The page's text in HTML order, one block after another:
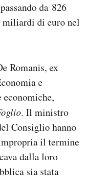
da 826
di euro nel
Romanis, ex
e
. Il ministro
Consiglio hanno
il termine
dalla loro
sia stata